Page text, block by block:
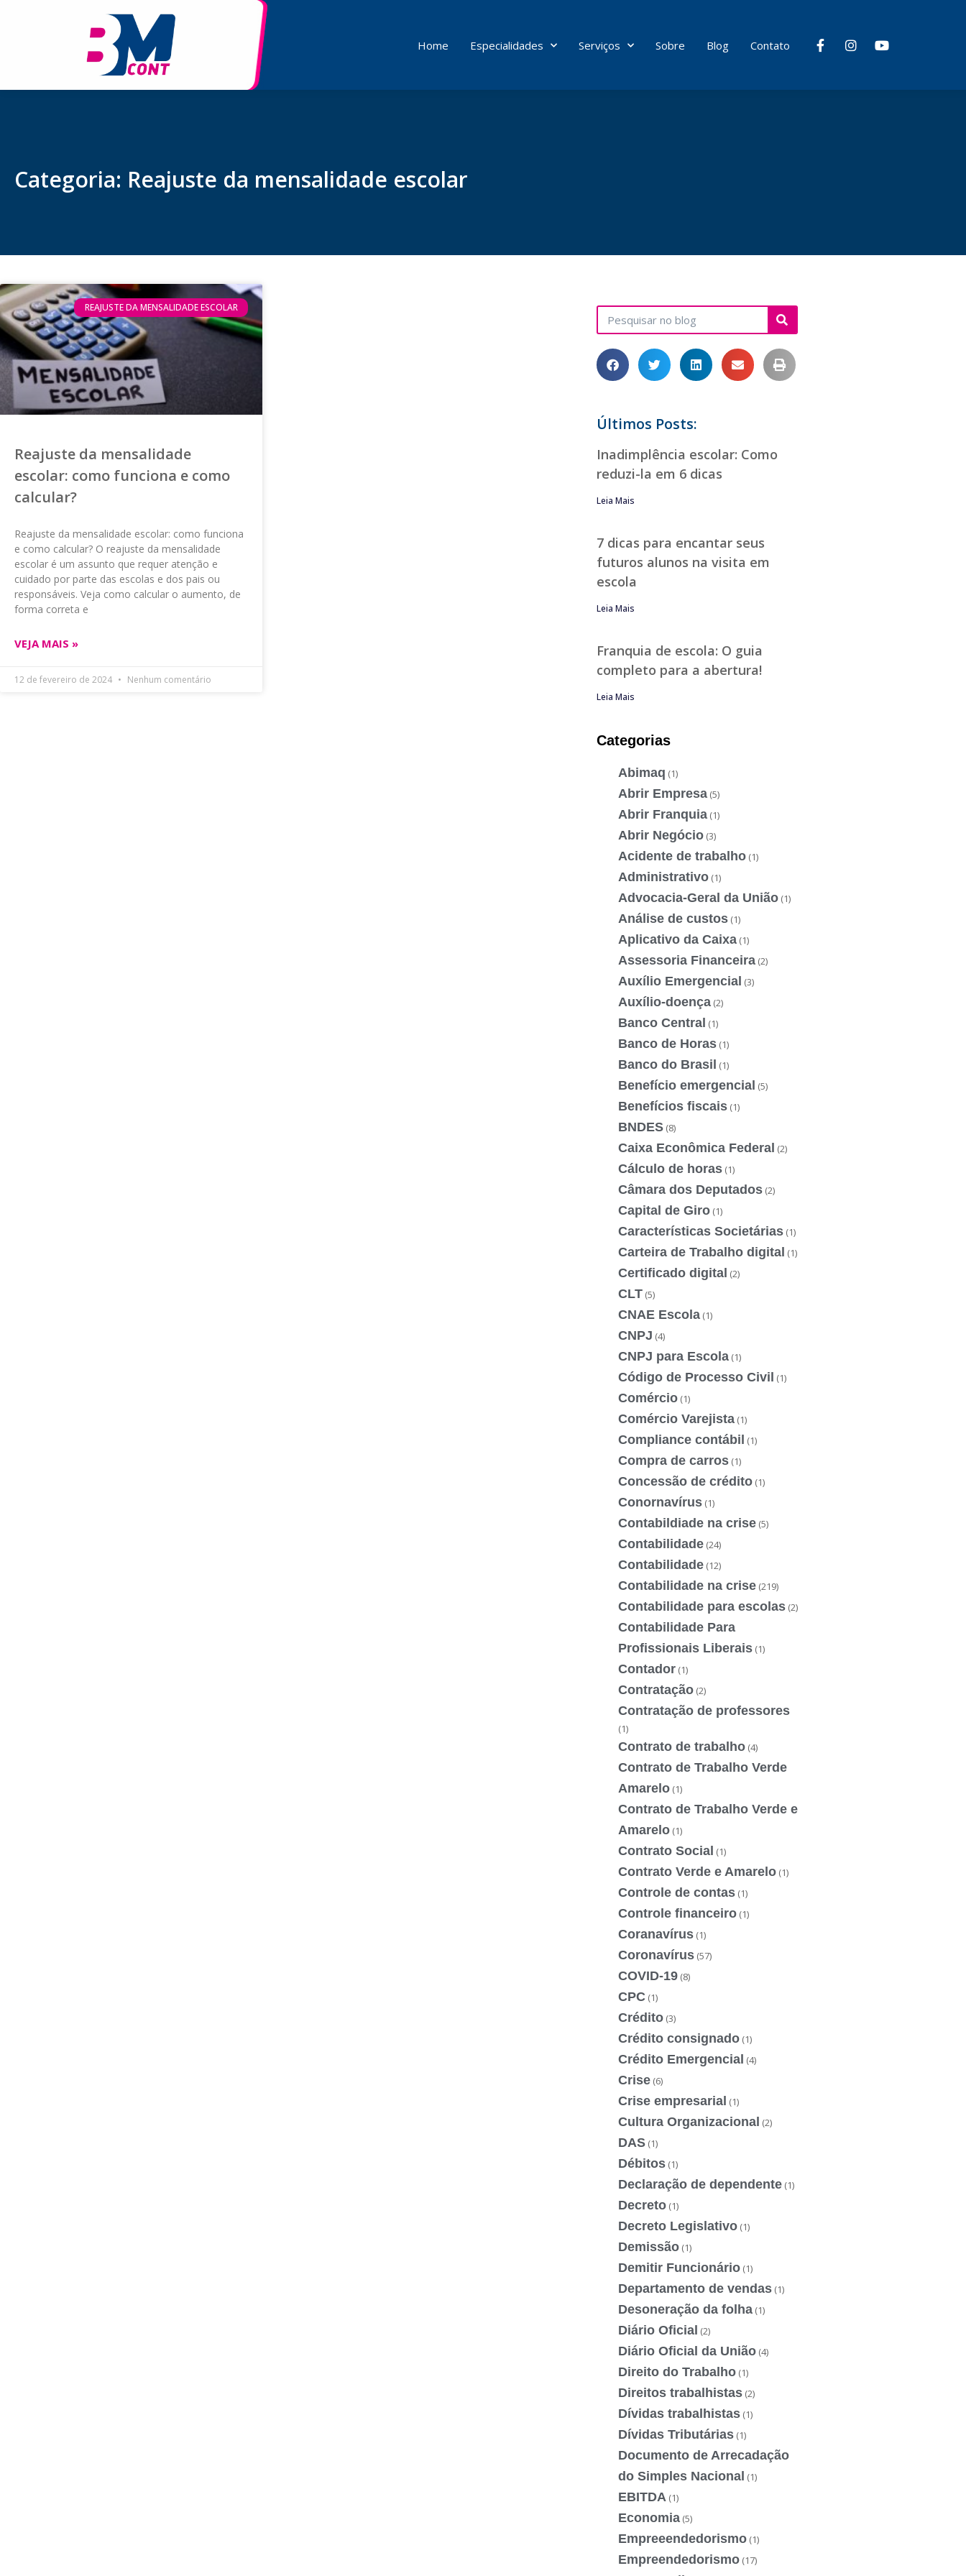
Home Especialidades Serviços Sobre Blog Contato
Categoria: Reajuste da mensalidade escolar
REAJUSTE DA MENSALIDADE ESCOLAR
Reajuste da mensalidade
escolar: como funciona e como
calcular?
Reajuste da mensalidade escolar: como funciona
e como calcular? O reajuste da mensalidade
escolar é um assunto que requer atenção e
cuidado por parte das escolas e dos pais ou
responsáveis. Veja como calcular o aumento, de
forma correta e
VEJA MAIS »
12 de fevereiro de 2024 Nenhum comentário
Últimos Posts:
Inadimplência escolar: Como
reduzi-la em 6 dicas
Leia Mais
7 dicas para encantar seus
futuros alunos na visita em
escola
Leia Mais
Franquia de escola: O guia
completo para a abertura!
Leia Mais
Categorias
Abimaq (1)
Abrir Empresa (5)
Abrir Franquia (1)
Abrir Negócio (3)
Acidente de trabalho (1)
Administrativo (1)
Advocacia-Geral da União (1)
Análise de custos (1)
Aplicativo da Caixa (1)
Assessoria Financeira (2)
Auxílio Emergencial (3)
Auxílio-doença (2)
Banco Central (1)
Banco de Horas (1)
Banco do Brasil (1)
Benefício emergencial (5)
Benefícios fiscais (1)
BNDES (8)
Caixa Econômica Federal (2)
Cálculo de horas (1)
Câmara dos Deputados (2)
Capital de Giro (1)
Características Societárias (1)
Carteira de Trabalho digital (1)
Certificado digital (2)
CLT (5)
CNAE Escola (1)
CNPJ (4)
CNPJ para Escola (1)
Código de Processo Civil (1)
Comércio (1)
Comércio Varejista (1)
Compliance contábil (1)
Compra de carros (1)
Concessão de crédito (1)
Conornavírus (1)
Contabildiade na crise (5)
Contabilidade (24)
Contabilidade (12)
Contabilidade na crise (219)
Contabilidade para escolas (2)
Contabilidade Para
Profissionais Liberais (1)
Contador (1)
Contratação (2)
Contratação de professores
(1)
Contrato de trabalho (4)
Contrato de Trabalho Verde
Amarelo (1)
Contrato de Trabalho Verde e
Amarelo (1)
Contrato Social (1)
Contrato Verde e Amarelo (1)
Controle de contas (1)
Controle financeiro (1)
Coranavírus (1)
Coronavírus (57)
COVID-19 (8)
CPC (1)
Crédito (3)
Crédito consignado (1)
Crédito Emergencial (4)
Crise (6)
Crise empresarial (1)
Cultura Organizacional (2)
DAS (1)
Débitos (1)
Declaração de dependente (1)
Decreto (1)
Decreto Legislativo (1)
Demissão (1)
Demitir Funcionário (1)
Departamento de vendas (1)
Desoneração da folha (1)
Diário Oficial (2)
Diário Oficial da União (4)
Direito do Trabalho (1)
Direitos trabalhistas (2)
Dívidas trabalhistas (1)
Dívidas Tributárias (1)
Documento de Arrecadação
do Simples Nacional (1)
EBITDA (1)
Economia (5)
Empreeendedorismo (1)
Empreendedorismo (17)